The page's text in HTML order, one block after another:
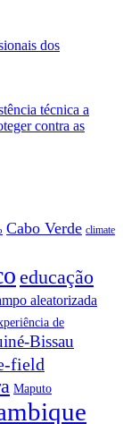
dos
técnica a
contra as
Cabo Verde climate
educação
aleatorizada
de
Bissau
field
Maputo